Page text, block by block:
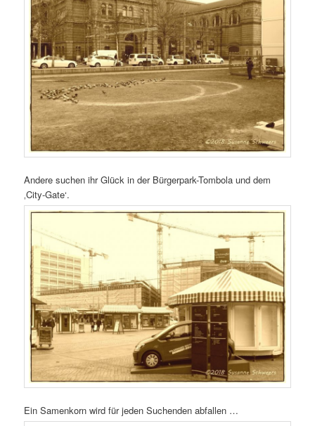
Andere suchen ihr Glück in der Bürgerpark-Tombola und dem
‚City-Gate‘.
Ein Samenkorn wird für jeden Suchenden abfallen …